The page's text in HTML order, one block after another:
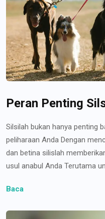
Peran Penting
Silsilah bukan hanya penting
peliharaan Anda Dengan
dan betina silislah
usul anabul Anda Terutama
Baca